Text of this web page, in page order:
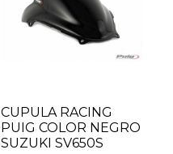
CUPULA RACING
PUIG COLOR NEGRO
SUZUKI SV650S